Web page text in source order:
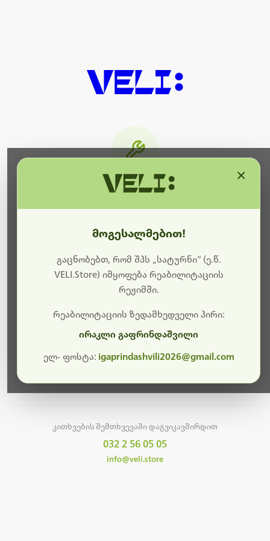
ბოდიშს გიხდით შეფერხებისთვის. ამჟამად
მიმდინარეობს საიტის განახლება და ტექნიკური
სამუშაოები.
მალე ისევ ხელმისაწვდომი იქნება. გმადლობთ
კითხვების შემთხვევაში დაგვიკავშირდით
032 2 56 05 05
info@veli.store
მოგესალმებით!
გაცნობებთ, რომ შპს „სატურნი“ (ე.წ.
VELI.Store) იმყოფება რეაბილიტაციის
რეჟიმში.
რეაბილიტაციის ზედამხედველი პირი:
ირაკლი გაფრინდაშვილი
ელ- ფოსტა: igaprindashvili2026@gmail.com
×